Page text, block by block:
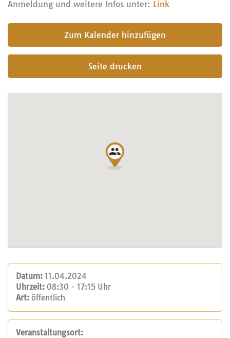
Anmeldung und weitere Infos unter: Link
Seite drucken
Datum: 11.04.2024
Uhrzeit: 08:30 - 17:15 Uhr
Art: öffentlich
Veranstaltungsort: